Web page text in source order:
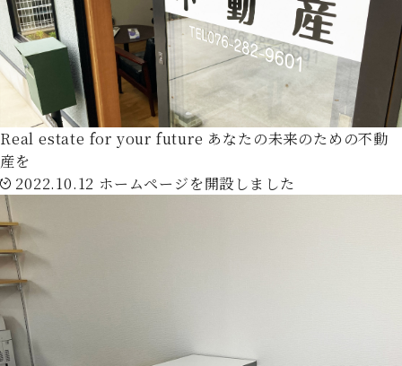
Real estate for your future あなたの未来のための不動
産を
2022.10.12 ホームページを開設しました